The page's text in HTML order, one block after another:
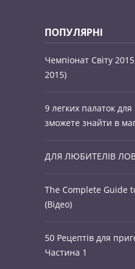
ПОПУЛЯРНІ
Чемпіонат Світу
2015)
9 легких палаток для
зможете знайти в
ДЛЯ ЛЮБИТЕЛІВ
The Complete Guide
(Відео)
50 Рецептів для
Частина 1